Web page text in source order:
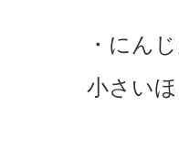
・にん
小さい